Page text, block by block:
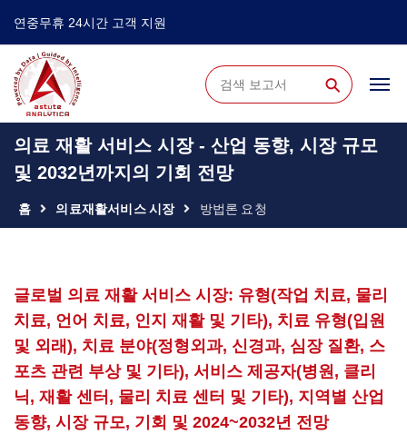
연중무휴 24시간 고객 지원
⚲
의료 재활 서비스 시장 - 산업 동향, 시장 규모
및 2032년까지의 기회 전망
홈 의료재활서비스 시장 방법론 요청
글로벌 의료 재활 서비스 시장: 유형(작업 치료, 물리
치료, 언어 치료, 인지 재활 및 기타), 치료 유형(입원
및 외래), 치료 분야(정형외과, 신경과, 심장 질환, 스
포츠 관련 부상 및 기타), 서비스 제공자(병원, 클리
닉, 재활 센터, 물리 치료 센터 및 기타), 지역별 산업
동향, 시장 규모, 기회 및 2024~2032년 전망